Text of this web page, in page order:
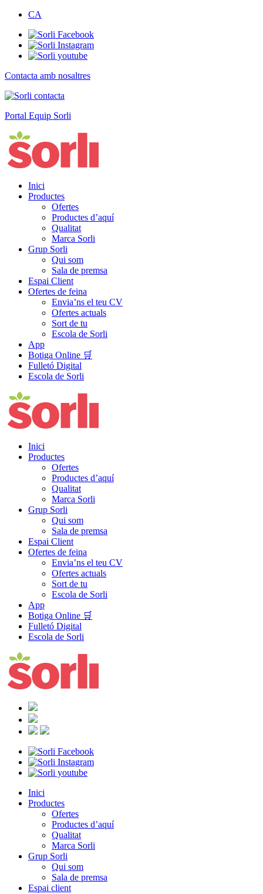
CA
Contacta amb nosaltres
Portal Equip Sorli
Inici
Productes
Ofertes
Productes d’aquí
Qualitat
Marca Sorli
Grup Sorli
Qui som
Sala de premsa
Espai Client
Ofertes de feina
Envia’ns el teu CV
Ofertes actuals
Sort de tu
Escola de Sorli
App
Botiga Online 🛒
Fulletó Digital
Escola de Sorli
Inici
Productes
Ofertes
Productes d’aquí
Qualitat
Marca Sorli
Grup Sorli
Qui som
Sala de premsa
Espai Client
Ofertes de feina
Envia’ns el teu CV
Ofertes actuals
Sort de tu
Escola de Sorli
App
Botiga Online 🛒
Fulletó Digital
Escola de Sorli
Inici
Productes
Ofertes
Productes d’aquí
Qualitat
Marca Sorli
Grup Sorli
Qui som
Sala de premsa
Espai client